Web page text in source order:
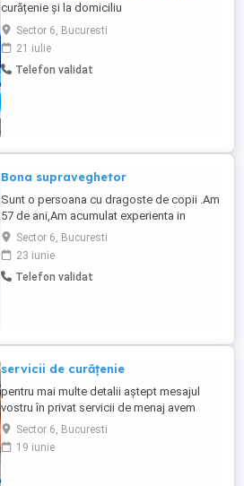
curățenie și la domiciliu
Sector 6, Bucuresti
21 iulie
Telefon validat
Bona supraveghetor
Sunt o persoana cu dragoste de copii .Am
57 de ani,Am acumulat experienta in
domeniul educational de peste 17
ani..Ofer posibilitatea de supraveghetor la
copii de scoala (169)clasa 0-4 de la ora
11"00-18"00.,ajut si la teme daca se
Sector 6, Bucuresti
23 iunie
Telefon validat
servicii de curățenie
pentru mai multe detalii aștept mesajul
vostru în privat servicii de menaj avem
echipa de 6 fete executăm orice tip de
curățenie reamintesc faptul că prețul e în
funcție de tipul de lucrare pe care o aveți
Sector 6, Bucuresti
19 iunie